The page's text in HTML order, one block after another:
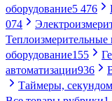
оборудование5 476
074
оборудование155
автоматизации936
Таймеры,